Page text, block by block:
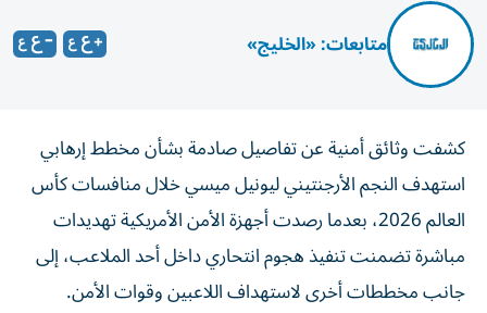
متابعات: «الخليج»
كشفت وثائق أمنية عن تفاصيل صادمة بشأن مخطط إرهابي
استهدف النجم الأرجنتيني ليونيل ميسي خلال منافسات كأس
العالم 2026، بعدما رصدت أجهزة الأمن الأمريكية تهديدات
مباشرة تضمنت تنفيذ هجوم انتحاري داخل أحد الملاعب، إلى
جانب مخططات أخرى لاستهداف اللاعبين وقوات الأمن.